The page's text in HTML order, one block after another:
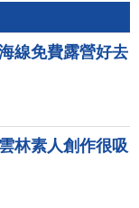
線免費露營好去
林素人創作很吸